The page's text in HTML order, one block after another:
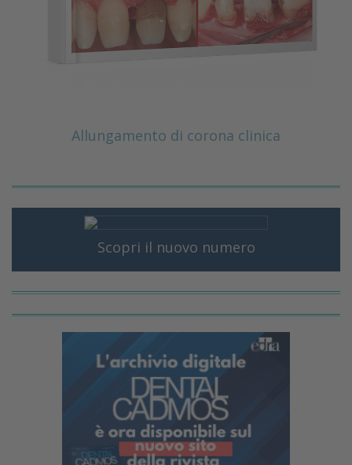
Allungamento di corona clinica
Scopri il nuovo numero